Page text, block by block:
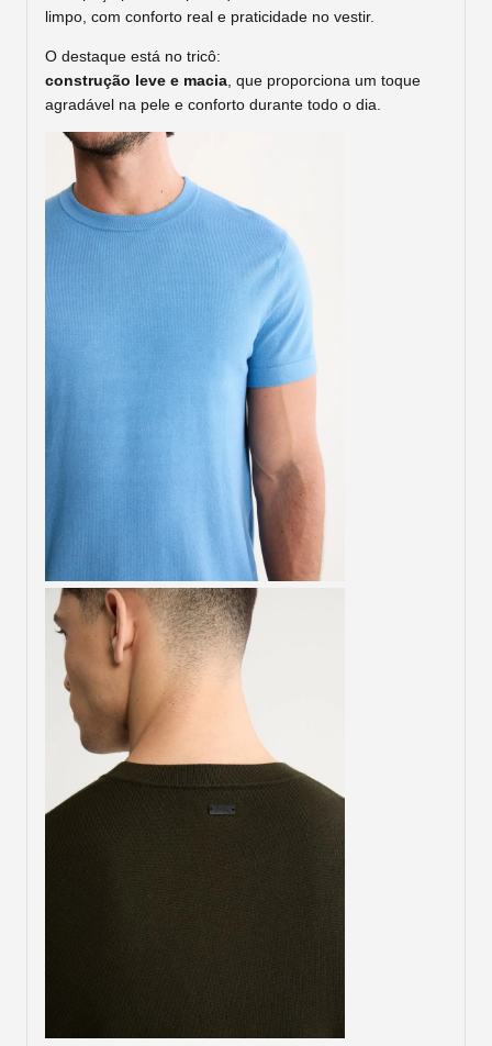
limpo, com conforto real e praticidade no vestir.
O destaque está no tricô:
construção leve e macia , que proporciona um toque
agradável na pele e conforto durante todo o dia.